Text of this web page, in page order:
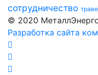
сотрудничество
© 2020
Разработка сайта